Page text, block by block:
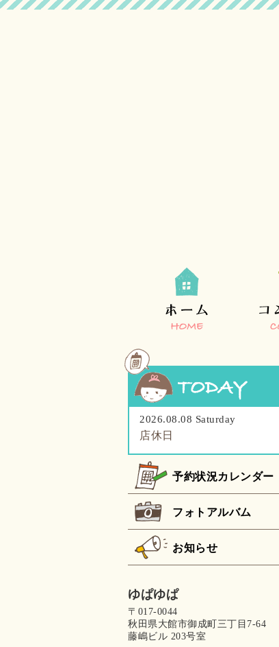
2026.08.08 Saturday
店休日
予約状況カレンダー
フォトアルバム
お知らせ
ゆぱゆぱ
〒017-0044
秋田県大館市御成町三丁目7-64
藤嶋ビル 203号室